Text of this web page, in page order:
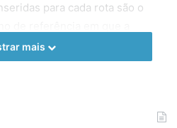
para cada rota são o
e cidade de origem, bem
peso das cargas
rotas dispensadas do
mais